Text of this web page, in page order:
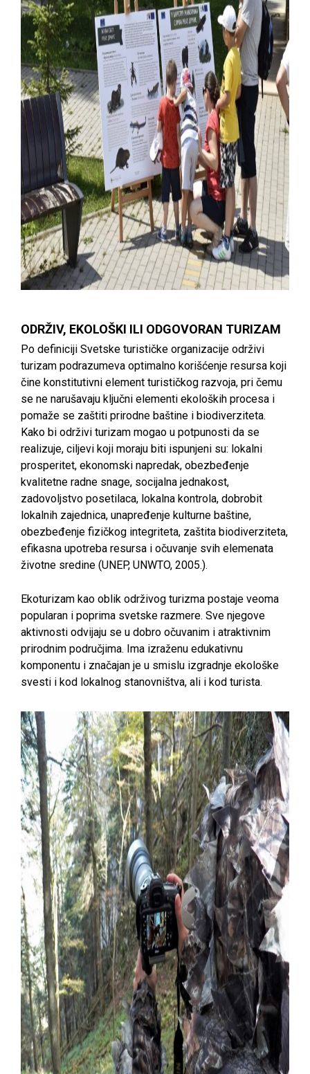
ODRŽIV, EKOLOŠKI ILI ODGOVORAN TURIZAM
Po definiciji Svetske turističke organizacije održivi
turizam podrazumeva optimalno korišćenje resursa koji
čine konstitutivni element turističkog razvoja, pri čemu
se ne narušavaju ključni elementi ekoloških procesa i
pomaže se zaštiti prirodne baštine i biodiverziteta.
Kako bi održivi turizam mogao u potpunosti da se
realizuje, ciljevi koji moraju biti ispunjeni su: lokalni
prosperitet, ekonomski napredak, obezbeđenje
kvalitetne radne snage, socijalna jednakost,
zadovoljstvo posetilaca, lokalna kontrola, dobrobit
lokalnih zajednica, unapređenje kulturne baštine,
obezbeđenje fizičkog integriteta, zaštita biodiverziteta,
efikasna upotreba resursa i očuvanje svih elemenata
životne sredine (UNEP, UNWTO, 2005.).
Ekoturizam kao oblik održivog turizma postaje veoma
popularan i poprima svetske razmere. Sve njegove
aktivnosti odvijaju se u dobro očuvanim i atraktivnim
prirodnim područjima. Ima izraženu edukativnu
komponentu i značajan je u smislu izgradnje ekološke
svesti i kod lokalnog stanovništva, ali i kod turista.